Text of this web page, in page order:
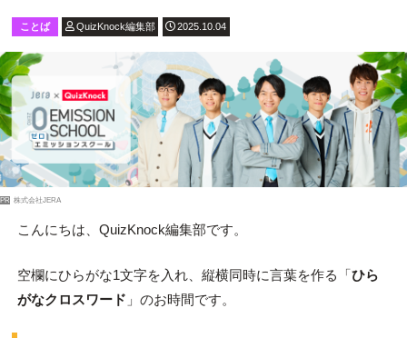
ことば QuizKnock編集部 2025.10.04
PR 株式会社JERA
こんにちは、QuizKnock編集部です。
空欄にひらがな1文字を入れ、縦横同時に言葉を作る「ひら
がなクロスワード 」のお時間です。